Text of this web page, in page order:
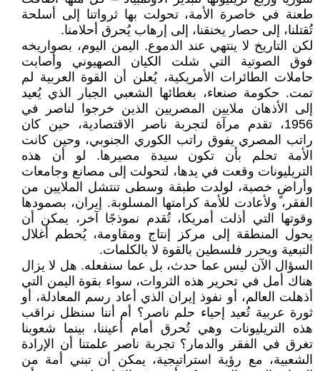
طعنة في خاصرة الأمة، تحولت بها ثرواتنا إلى أسلحة
تُقتلنا، إلى حصار يخنقنا، إلى إرهاب يُحرق أحلامنا.
لكن التاريخ لا ينتهي عند الدموع. اليمن اليوم، بصواريخه
فوق الصوتية التي شلت الكيان الصهيوني وأصابت
حاملات الطائرات الأمريكية، يُعلن أن القوة العربية لم
تمت. حكومة صنعاء، بغطائها الشعبي الجبار الذي يُعيد
إلى الأذهان ملايين المصريين الذين خرجوا لناصر في
1956، تقدم مرآة لتجربة ناصر الاقتصادية، حين كان
راتب المصري يفوق راتب الكوري الجنوبي، وحين كانت
الأمة تحلم بأن تكون سيدة مصيرها. لو أن هذه
التريليونات وقعت في يدها، لتحولت إلى مصانع وجامعات
وأراضٍ خصبة، لولدت طبقة وسطى تنتشل الملايين من
الفقر، ولأعادت للأمة كرامتها المسلوبة. إيران، بصمودها
وقوتها التي أذلت أمريكا، تُقدم نموذجًا آخر، يمكن أن
يحول المنطقة إلى مركز إنتاج ومقاومة، يُحطم أغلال
التبعية ويحرر فلسطين بالقوة لا بالكلمات.
السؤال الآن ليس عما حدث، بل عما سنفعله. هل لا يزال
هناك أمل في تحرير هذه الثروات، سواء بقوة اليمن التي
أذهلت العالم، أو نفوذ إيران الذي أعاد رسم المعادلة، أو
ثورة عربية تُعيد إحياء حلم ناصر؟ أم أننا سنظل نراقب
هذه التريليونات وهي تُحرق أمام أعيننا، بينما شعوبنا
تغرق في الفقر والدمار؟ تجربة ناصر علمتنا أن الإرادة
الشعبية، مع رؤية استراتيجية، يمكن أن تبني أمة من